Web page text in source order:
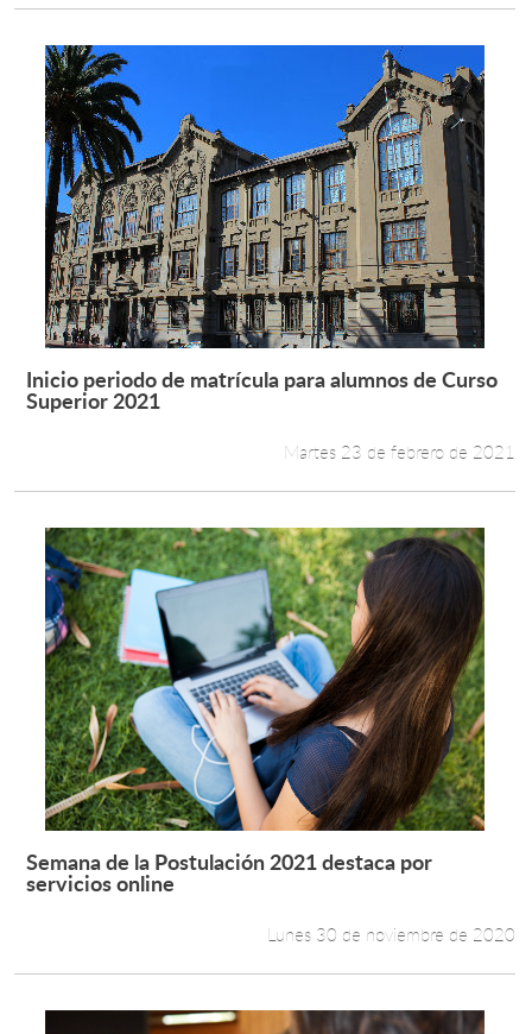
Leer más +
Inicio periodo de matrícula para alumnos de Curso
Superior 2021
Martes 23 de febrero de 2021
Leer más +
Semana de la Postulación 2021 destaca por
servicios online
Lunes 30 de noviembre de 2020